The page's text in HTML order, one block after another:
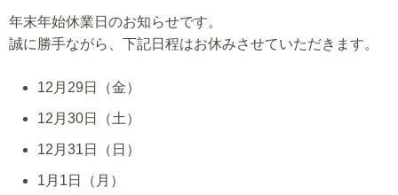
年末年始休業日のお知らせです。
誠に勝手ながら、下記日程はお休みさせていただきます。
12月29日（金）
12月30日（土）
12月31日（日）
1月1日（月）